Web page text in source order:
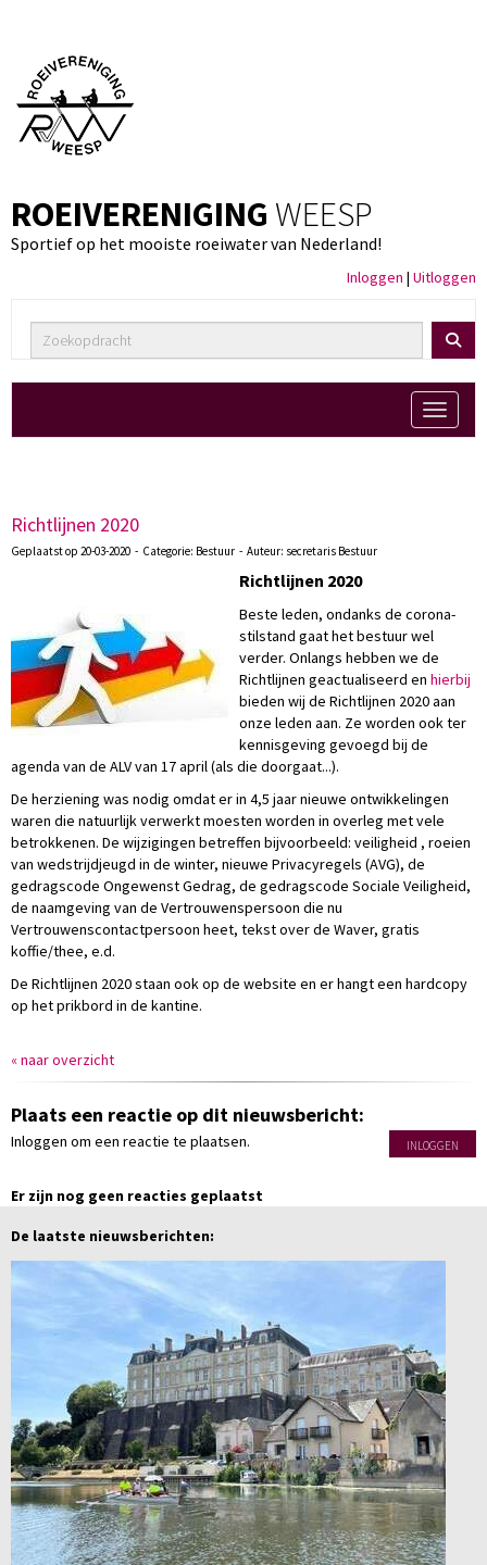
ROEIVERENIGING WEESP
Sportief op het mooiste roeiwater van Nederland!
Inloggen | Uitloggen
Toggle
Richtlijnen 2020
Geplaatst op 20-03-2020 - Categorie: Bestuur - Auteur: secretaris Bestuur
Richtlijnen 2020
Beste leden, ondanks de corona-
stilstand gaat het bestuur wel
verder. Onlangs hebben we de
Richtlijnen geactualiseerd en hierbij
bieden wij de Richtlijnen 2020 aan
onze leden aan. Ze worden ook ter
kennisgeving gevoegd bij de
agenda van de ALV van 17 april (als die doorgaat...).
De herziening was nodig omdat er in 4,5 jaar nieuwe ontwikkelingen
waren die natuurlijk verwerkt moesten worden in overleg met vele
betrokkenen. De wijzigingen betreffen bijvoorbeeld: veiligheid , roeien
van wedstrijdjeugd in de winter, nieuwe Privacyregels (AVG), de
gedragscode Ongewenst Gedrag, de gedragscode Sociale Veiligheid,
de naamgeving van de Vertrouwenspersoon die nu
Vertrouwenscontactpersoon heet, tekst over de Waver, gratis
koffie/thee, e.d.
De Richtlijnen 2020 staan ook op de website en er hangt een hardcopy
op het prikbord in de kantine.
« naar overzicht
Plaats een reactie op dit nieuwsbericht:
Inloggen om een reactie te plaatsen. INLOGGEN
Er zijn nog geen reacties geplaatst
De laatste nieuwsberichten: